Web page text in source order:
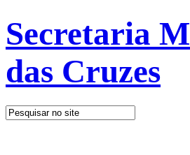
Secretaria
das Cruzes